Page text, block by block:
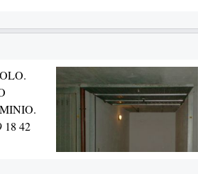
18 42